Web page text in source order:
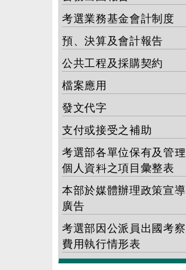
考選業務基金會計制度
預、決算及會計報告
公共工程及採購契約
檔案應用
發文代字
支付或接受之補助
考選部各單位保有及管理
個人資料之項目彙整表
本部於媒體辦理政策宣導
廣告
考選部因公派員出國考察
費用執行情形表